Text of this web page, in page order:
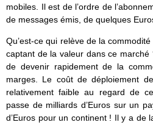
mobiles. Il est de l’ordre de
de messages émis, de quelques
Qu’est-ce qui relève de la
captant de la valeur dans ce
de devenir rapidement de la
marges. Le coût de déploiement
relativement faible au regard de
passe de milliards d’Euros sur un
d’Euros pour un continent ! Il y a de